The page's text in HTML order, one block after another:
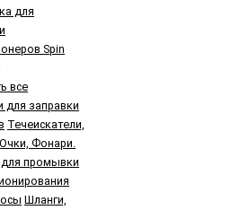
для
Spin
все
для заправки
Течеискатели,
Фонари.
промывки
Шланги,